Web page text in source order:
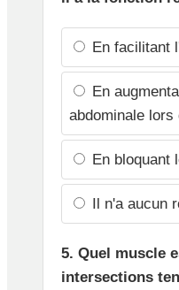
En facilitant
En
abdominale
En bloquant
Il n'a aucun
5. Quel muscle
intersections